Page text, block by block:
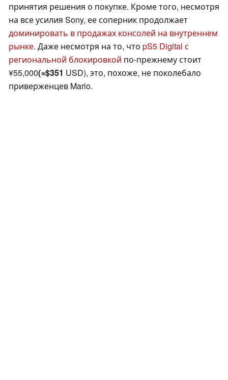
принятия решения о покупке. Кроме того, несмотря
на все усилия Sony, ее соперник продолжает
доминировать в продажах консолей на внутреннем
рынке. Даже несмотря на то, что pS5 Digital с
региональной блокировкой по-прежнему стоит
¥55,000(≈$351 USD), это, похоже, не поколебало
приверженцев Mario.